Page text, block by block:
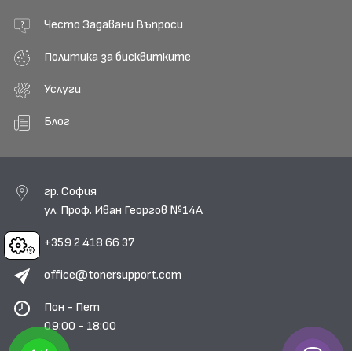
Cookies
Често Задавани Въпроси
Политика за бисквитките
Услуги
Блог
гр. София
ул. Проф. Иван Георгов №14А
+359 2 418 66 37
office@tonersupport.com
Пон - Пет
09:00 - 18:00